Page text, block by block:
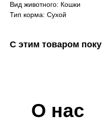
Вид животного: Кошки
Тип корма: Сухой
С этим товаром
О нас